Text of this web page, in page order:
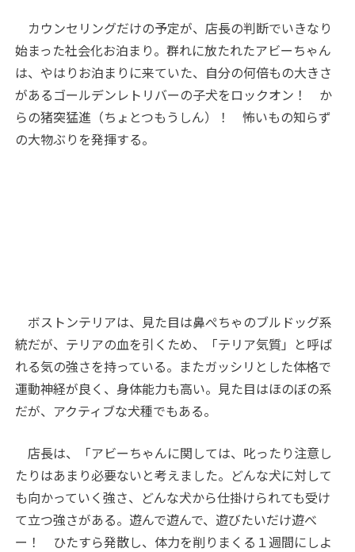
カウンセリングだけの予定が、店長の判断でいきなり
始まった社会化お泊まり。群れに放たれたアビーちゃん
は、やはりお泊まりに来ていた、自分の何倍もの大きさ
があるゴールデンレトリバーの子犬をロックオン！ か
らの猪突猛進（ちょとつもうしん）！ 怖いもの知らず
の大物ぶりを発揮する。
ボストンテリアは、見た目は鼻ぺちゃのブルドッグ系
統だが、テリアの血を引くため、「テリア気質」と呼ば
れる気の強さを持っている。またガッシリとした体格で
運動神経が良く、身体能力も高い。見た目はほのぼの系
だが、アクティブな犬種でもある。
店長は、「アビーちゃんに関しては、叱ったり注意し
たりはあまり必要ないと考えました。どんな犬に対して
も向かっていく強さ、どんな犬から仕掛けられても受け
て立つ強さがある。遊んで遊んで、遊びたいだけ遊べ
ー！ ひたすら発散し、体力を削りまくる１週間にしよ